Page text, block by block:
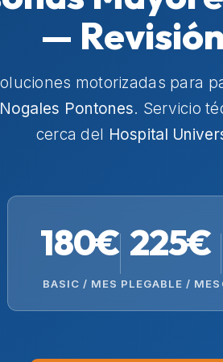
—
motorizadas para
Pontones. Servicio
cerca del Hospital
180€
BASIC / MES
225€
PLEGABLE / MES